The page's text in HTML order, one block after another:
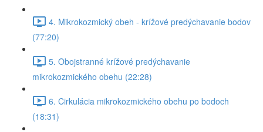
4. Mikrokozmický obeh - krížové predýchavanie bodov
(77:20)
5. Obojstranné krížové predýchavanie
mikrokozmického obehu (22:28)
6. Cirkulácia mikrokozmického obehu po bodoch
(18:31)